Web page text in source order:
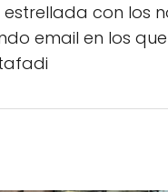
con los
email en los